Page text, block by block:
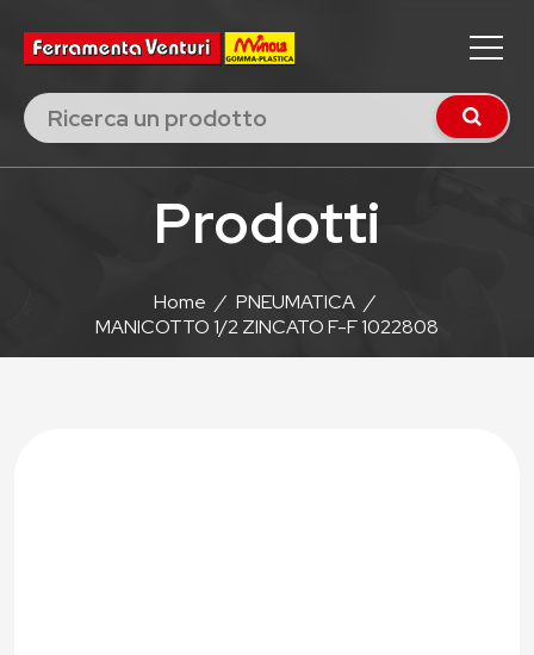
Prodotti
Home / PNEUMATICA /
MANICOTTO 1/2 ZINCATO F-F 1022808